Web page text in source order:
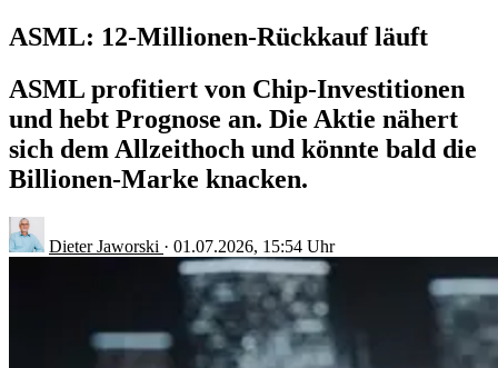
ASML: 12-Millionen-Rückkauf läuft
ASML profitiert von Chip-Investitionen
und hebt Prognose an. Die Aktie nähert
sich dem Allzeithoch und könnte bald die
Billionen-Marke knacken.
Dieter Jaworski · 01.07.2026, 15:54 Uhr